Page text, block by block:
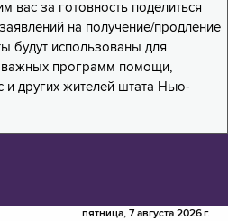
за готовность поделиться
на получение/продление
будут использованы для
важных программ помощи,
и других жителей штата Нью-
пятница, 7 августа 2026 г.